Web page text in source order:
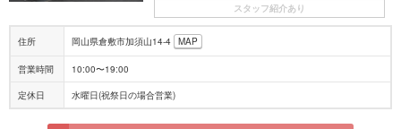
スタッフ紹介あり
住所 岡山県倉敷市加須山14-4 MAP
営業時間 10:00〜19:00
定休日 水曜日(祝祭日の場合営業)